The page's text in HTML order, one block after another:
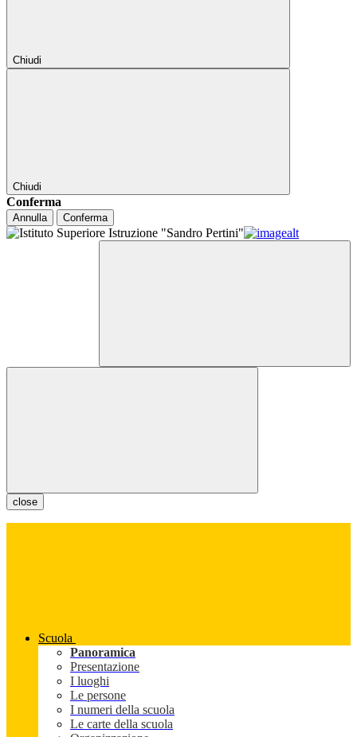
Chiudi
Chiudi
Conferma
Annulla Conferma
close
Scuola
Panoramica
Presentazione
I luoghi
Le persone
I numeri della scuola
Le carte della scuola